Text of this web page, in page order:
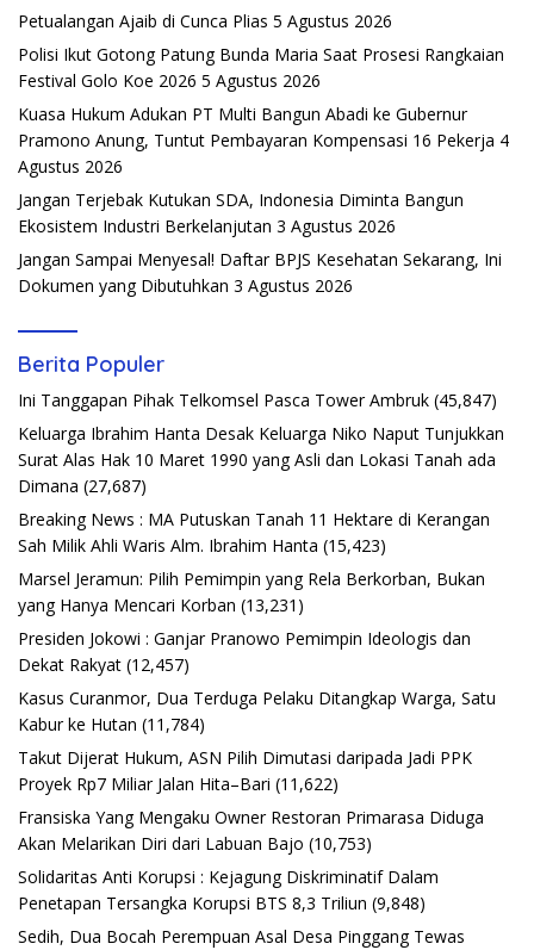
Petualangan Ajaib di Cunca Plias 5 Agustus 2026
Polisi Ikut Gotong Patung Bunda Maria Saat Prosesi Rangkaian
Festival Golo Koe 2026 5 Agustus 2026
Kuasa Hukum Adukan PT Multi Bangun Abadi ke Gubernur
Pramono Anung, Tuntut Pembayaran Kompensasi 16 Pekerja 4
Agustus 2026
Jangan Terjebak Kutukan SDA, Indonesia Diminta Bangun
Ekosistem Industri Berkelanjutan 3 Agustus 2026
Jangan Sampai Menyesal! Daftar BPJS Kesehatan Sekarang, Ini
Dokumen yang Dibutuhkan 3 Agustus 2026
Berita Populer
Ini Tanggapan Pihak Telkomsel Pasca Tower Ambruk (45,847)
Keluarga Ibrahim Hanta Desak Keluarga Niko Naput Tunjukkan
Surat Alas Hak 10 Maret 1990 yang Asli dan Lokasi Tanah ada
Dimana (27,687)
Breaking News : MA Putuskan Tanah 11 Hektare di Kerangan
Sah Milik Ahli Waris Alm. Ibrahim Hanta (15,423)
Marsel Jeramun: Pilih Pemimpin yang Rela Berkorban, Bukan
yang Hanya Mencari Korban (13,231)
Presiden Jokowi : Ganjar Pranowo Pemimpin Ideologis dan
Dekat Rakyat (12,457)
Kasus Curanmor, Dua Terduga Pelaku Ditangkap Warga, Satu
Kabur ke Hutan (11,784)
Takut Dijerat Hukum, ASN Pilih Dimutasi daripada Jadi PPK
Proyek Rp7 Miliar Jalan Hita–Bari (11,622)
Fransiska Yang Mengaku Owner Restoran Primarasa Diduga
Akan Melarikan Diri dari Labuan Bajo (10,753)
Solidaritas Anti Korupsi : Kejagung Diskriminatif Dalam
Penetapan Tersangka Korupsi BTS 8,3 Triliun (9,848)
Sedih, Dua Bocah Perempuan Asal Desa Pinggang Tewas